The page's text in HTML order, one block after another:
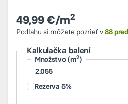
49,99 €/m2
Podlahu si môžete pozrieť v88
Kalkulačka balení
Množstvo (m2)
Rezerva 5%